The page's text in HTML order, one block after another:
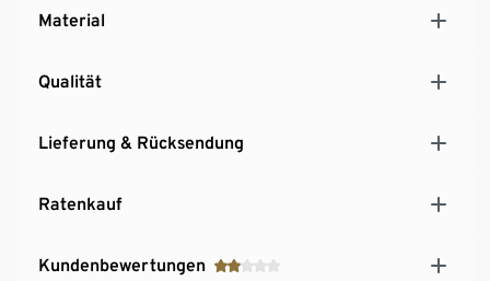
Material
Qualität
Lieferung & Rücksendung
Ratenkauf
Kundenbewertungen